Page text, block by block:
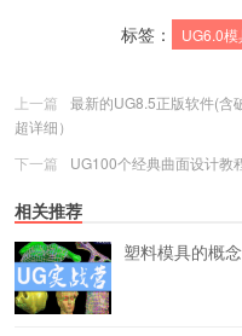
标签：
UG6.0
上一篇
最新的UG8.5正版软件(含
超详细）
下一篇
UG100个经典曲面设计教
相关推荐
塑料模具的概